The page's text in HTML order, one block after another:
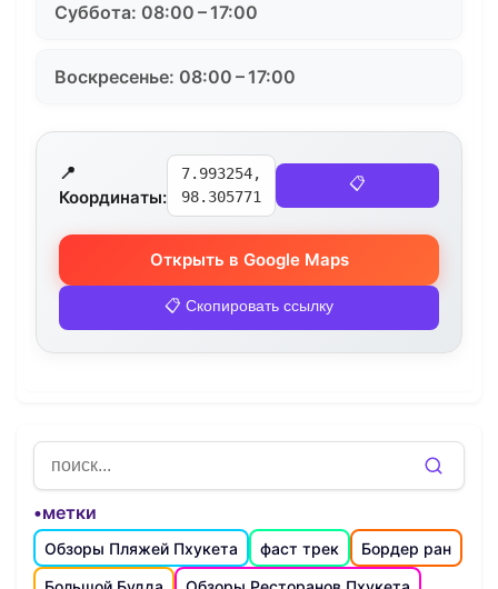
Суббота: 08:00 – 17:00
Воскресенье: 08:00 – 17:00
📍
Координаты:
7.993254,
98.305771
📋
Открыть в Google Maps
📋 Скопировать ссылку
•метки
Обзоры Пляжей Пхукета фаст трек
Бордер ран